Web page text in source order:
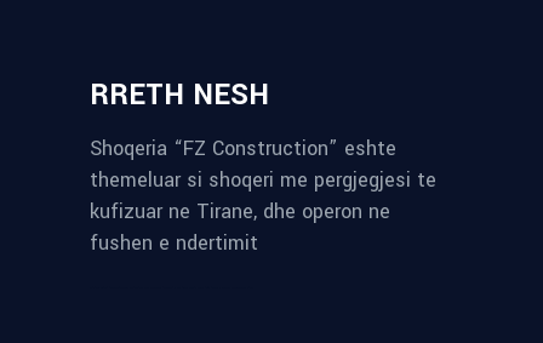
RRETH NESH
Shoqeria “FZ Construction” eshte
themeluar si shoqeri me pergjegjesi te
kufizuar ne Tirane, dhe operon ne
fushen e ndertimit